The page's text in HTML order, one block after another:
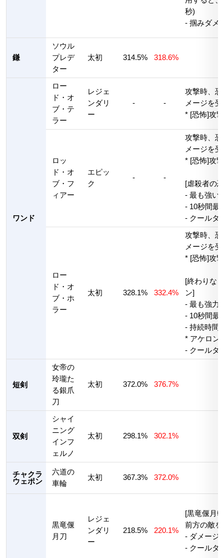
秒)
- 掴みダメ
鎌
ソウル
プレデ
ター
太初 314.5% 318.6%
ワンド
ロー
ド・オ
ブ・テ
ラー
レジェ
ンダリ
ー
- -
攻撃時、
メージを
* [恐怖]攻
ロッ
ド・オ
ブ・フ
ィアー
エピッ
ク
- -
攻撃時、
メージを
* [恐怖]攻
[虐殺者の
- 最も強い
- 10秒間最
- クールタ
ロー
ド・オ
ブ・ホ
ラー
太初 328.1% 332.4%
攻撃時、
メージを
* [恐怖]攻
[終わりな
ン]
- 最も強力
- 10秒間最
- 持続時間
* アケロン
- クールタ
短剣
女帝の
玲瓏た
る銀爪
刀
太初 372.0% 376.7%
双剣
シャイ
ニング
インフ
ェルノ
太初 298.1% 302.1%
チャクラ
ウェポン
六道の
車輪
太初 367.3% 372.0%
黒竜偃
月刀
レジェ
ンダリ
ー
218.5% 220.1%
[黒竜偃月
前方の敵
- ダメージ
- クールタ